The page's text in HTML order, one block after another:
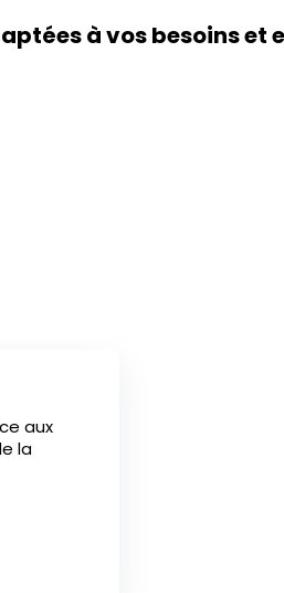
à vos besoins
aux
la